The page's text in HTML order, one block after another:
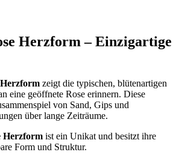
Herzform – Einzigartige
zeigt die typischen, blütenartigen
eine geöffnete Rose erinnern. Diese
von Sand, Gips und
über lange Zeiträume.
Herzform ist ein Unikat und besitzt ihre
Form und Struktur.